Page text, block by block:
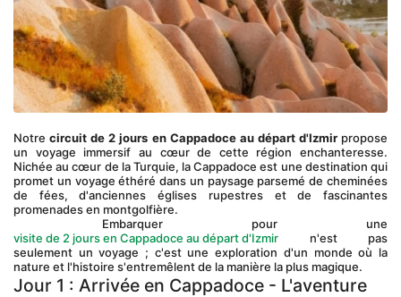
Notre circuit de 2 jours en Cappadoce au départ d'Izmir propose
un voyage immersif au cœur de cette région enchanteresse.
Nichée au cœur de la Turquie, la Cappadoce est une destination qui
promet un voyage éthéré dans un paysage parsemé de cheminées
de fées, d'anciennes églises rupestres et de fascinantes
promenades en montgolfière.
Embarquer pour une
visite de 2 jours en Cappadoce au départ d'Izmir n'est pas
seulement un voyage ; c'est une exploration d'un monde où la
nature et l'histoire s'entremêlent de la manière la plus magique.
Jour 1 : Arrivée en Cappadoce - L'aventure